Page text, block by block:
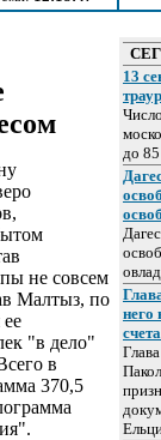
не совсем
Малтыз, по
"в дело"
в
370,5
13
до 85
него